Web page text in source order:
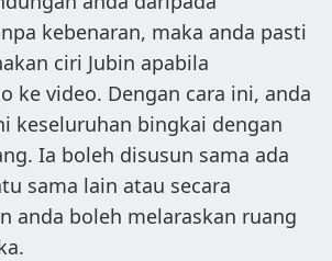
kebenaran, maka anda pasti
ciri Jubin apabila
ke video. Dengan cara ini, anda
keseluruhan bingkai dengan
Ia boleh disusun sama ada
sama lain atau secara
anda boleh melaraskan ruang